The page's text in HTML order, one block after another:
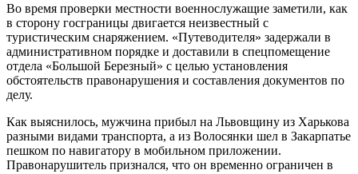
Во время проверки местности военнослужащие заметили, как
в сторону госграницы двигается неизвестный с
туристическим снаряжением. «Путеводителя» задержали в
административном порядке и доставили в спецпомещение
отдела «Большой Березный» с целью установления
обстоятельств правонарушения и составления документов по
делу.
Как выяснилось, мужчина прибыл на Львовщину из Харькова
разными видами транспорта, а из Волосянки шел в Закарпатье
пешком по навигатору в мобильном приложении.
Правонарушитель признался, что он временно ограничен в